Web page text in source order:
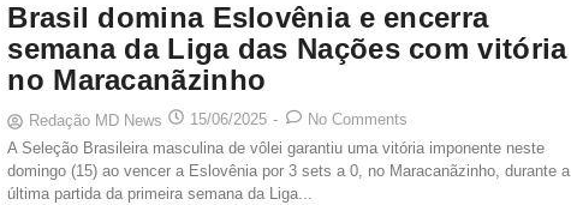
Brasil domina Eslovênia e encerra
semana da Liga das Nações com vitória
no Maracanãzinho
Redação MD News 15/06/2025 -
No Comments
A Seleção Brasileira masculina de vôlei garantiu uma vitória imponente neste
domingo (15) ao vencer a Eslovênia por 3 sets a 0, no Maracanãzinho, durante a
última partida da primeira semana da Liga...